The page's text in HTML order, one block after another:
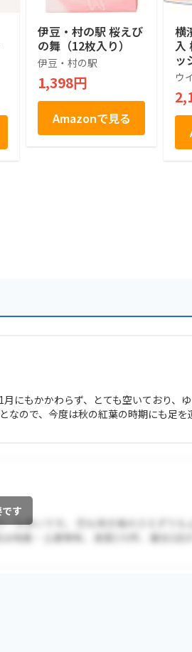
伊豆・村の駅 桜えび
の舞（12枚入り）
伊豆・村の駅
1,398円
Amazonで見る
横
入
ッ
せ
菓
お
土
ウ
にもかかわらず、とても空いており、
なので、今度は秋の紅葉の時期にも足を
す